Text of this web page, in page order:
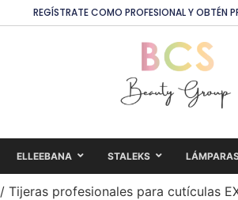
REGÍSTRATE COMO PROFESIONAL Y OBTÉN
ELLEEBANA STALEKS
/ Tijeras profesionales para cutículas